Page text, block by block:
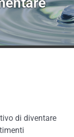
di diventare